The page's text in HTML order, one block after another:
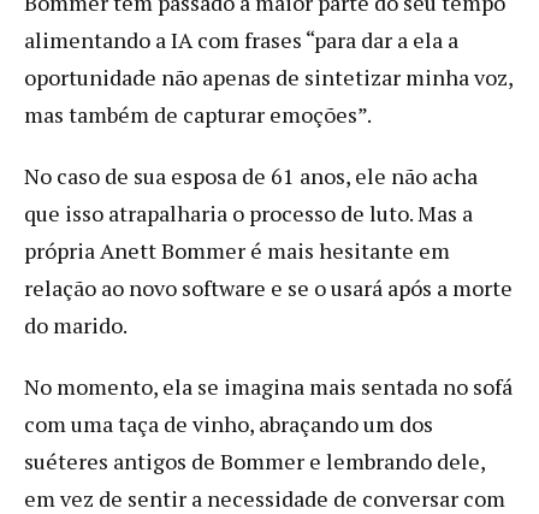
alimentando a IA com frases “para dar a ela a
oportunidade não apenas de sintetizar minha voz,
mas também de capturar emoções”.
No caso de sua esposa de 61 anos, ele não acha
que isso atrapalharia o processo de luto. Mas a
própria Anett Bommer é mais hesitante em
relação ao novo software e se o usará após a morte
do marido.
No momento, ela se imagina mais sentada no sofá
com uma taça de vinho, abraçando um dos
suéteres antigos de Bommer e lembrando dele,
em vez de sentir a necessidade de conversar com